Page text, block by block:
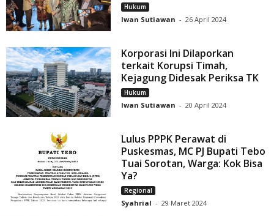
Hukum
Iwan Sutiawan - 26 April 2024
Korporasi Ini Dilaporkan
terkait Korupsi Timah,
Kejagung Didesak Periksa TK
Hukum
Iwan Sutiawan - 20 April 2024
Lulus PPPK Perawat di
Puskesmas, MC PJ Bupati Tebo
Tuai Sorotan, Warga: Kok Bisa
Ya?
Regional
Syahrial - 29 Maret 2024